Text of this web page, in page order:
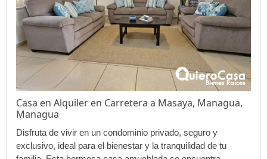
Casa en Alquiler en Carretera a Masaya, Managua,
Managua
Disfruta de vivir en un condominio privado, seguro y
exclusivo, ideal para el bienestar y la tranquilidad de tu